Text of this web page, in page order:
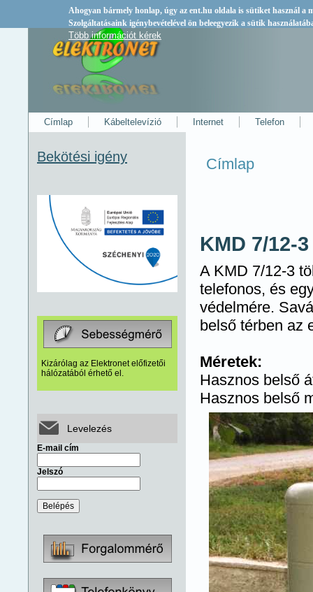
Ahogyan bármely honlap, úgy az ent.hu oldala is sütiket használ a
Szolgáltatásaink igénybevételével ön beleegyezik a sütik
Több információt kérek
Címlap Kábeltelevízió Internet Telefon
Bekötési igény
Kizárólag az Elektronet előfizetői
hálózatából érhető el.
Levelezés
E-mail cím
Jelszó
Jelenlegi hely
Címlap
KMD 7/12-
A KMD 7/12-3
telefonos, és
védelmére.
belső térben az
Méretek:
Hasznos belső
Hasznos belső